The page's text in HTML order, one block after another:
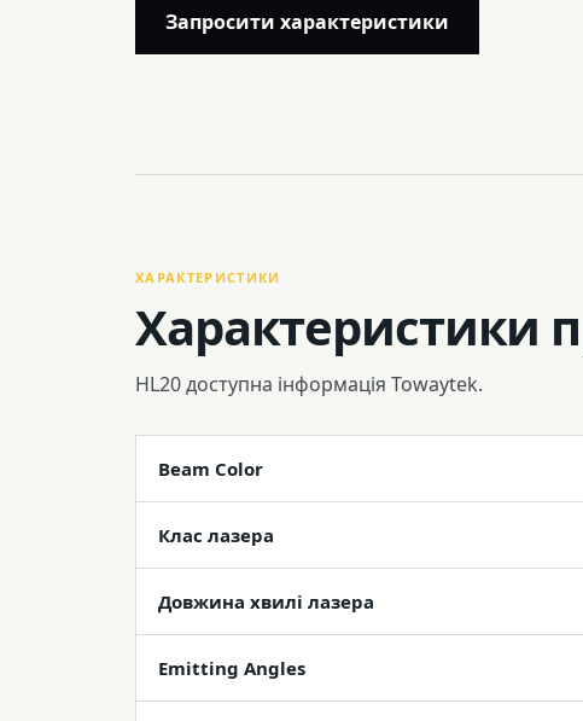
Запросити характеристики
ХАРАКТЕРИСТИКИ
Характеристики
HL20 доступна інформація Towaytek.
Beam Color
Клас лазера
Довжина хвилі лазера
Emitting Angles